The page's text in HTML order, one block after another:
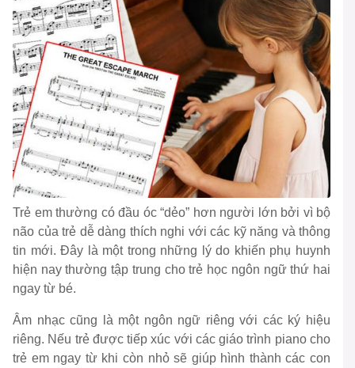
Trẻ em thường có đầu óc “dẻo” hơn người lớn bởi vì bộ
não của trẻ dễ dàng thích nghi với các kỹ năng và thông
tin mới. Đây là một trong những lý do khiến phụ huynh
hiện nay thường tập trung cho trẻ học ngôn ngữ thứ hai
ngay từ bé.
Âm nhạc cũng là một ngôn ngữ riêng với các ký hiệu
riêng. Nếu trẻ được tiếp xúc với các giáo trình piano cho
trẻ em ngay từ khi còn nhỏ sẽ giúp hình thành các con